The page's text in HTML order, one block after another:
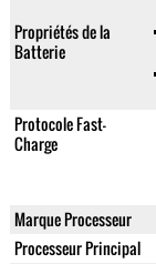
Propriétés de la
Batterie
Protocole Fast-
Charge
Marque Processeur
Processeur Principal